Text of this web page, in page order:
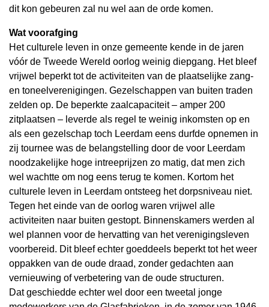
dit kon gebeuren zal nu wel aan de orde komen.
Wat voorafging
Het culturele leven in onze gemeente kende in de jaren
vóór de Tweede Wereld oorlog weinig diepgang. Het bleef
vrijwel beperkt tot de activiteiten van de plaatselijke zang-
en toneelverenigingen. Gezelschappen van buiten traden
zelden op. De beperkte zaalcapaciteit – amper 200
zitplaatsen – leverde als regel te weinig inkomsten op en
als een gezelschap toch Leerdam eens durfde opnemen in
zij tournee was de belangstelling door de voor Leerdam
noodzakelijke hoge intreeprijzen zo matig, dat men zich
wel wachtte om nog eens terug te komen. Kortom het
culturele leven in Leerdam ontsteeg het dorpsniveau niet.
Tegen het einde van de oorlog waren vrijwel alle
activiteiten naar buiten gestopt. Binnenskamers werden al
wel plannen voor de hervatting van het verenigingsleven
voorbereid. Dit bleef echter goeddeels beperkt tot het weer
oppakken van de oude draad, zonder gedachten aan
vernieuwing of verbetering van de oude structuren.
Dat geschiedde echter wel door een tweetal jonge